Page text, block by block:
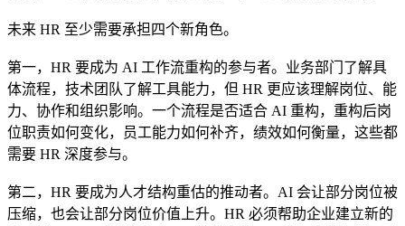
未来 HR 至少需要承担四个新角色。
第一，HR 要成为 AI 工作流重构的参与者。业务部门了解具
体流程，技术团队了解工具能力，但 HR 更应该理解岗位、能
力、协作和组织影响。一个流程是否适合 AI 重构，重构后岗
位职责如何变化，员工能力如何补齐，绩效如何衡量，这些都
需要 HR 深度参与。
第二，HR 要成为人才结构重估的推动者。AI 会让部分岗位被
压缩，也会让部分岗位价值上升。HR 必须帮助企业建立新的